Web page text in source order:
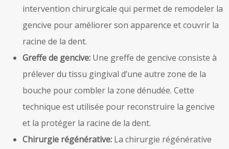
intervention chirurgicale qui permet de remodeler la
gencive pour améliorer son apparence et couvrir la
racine de la dent.
Greffe de gencive: Une greffe de gencive consiste à
prélever du tissu gingival d’une autre zone de la
bouche pour combler la zone dénudée. Cette
technique est utilisée pour reconstruire la gencive
et la protéger la racine de la dent.
Chirurgie régénérative: La chirurgie régénérative